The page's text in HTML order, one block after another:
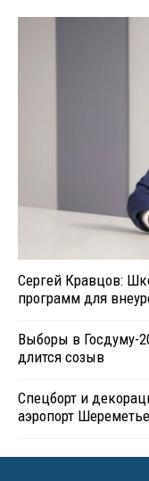
Сергей Кравцов:
программ для
Выборы в Госдуму-
длится созыв
Спецборт и
аэропорт